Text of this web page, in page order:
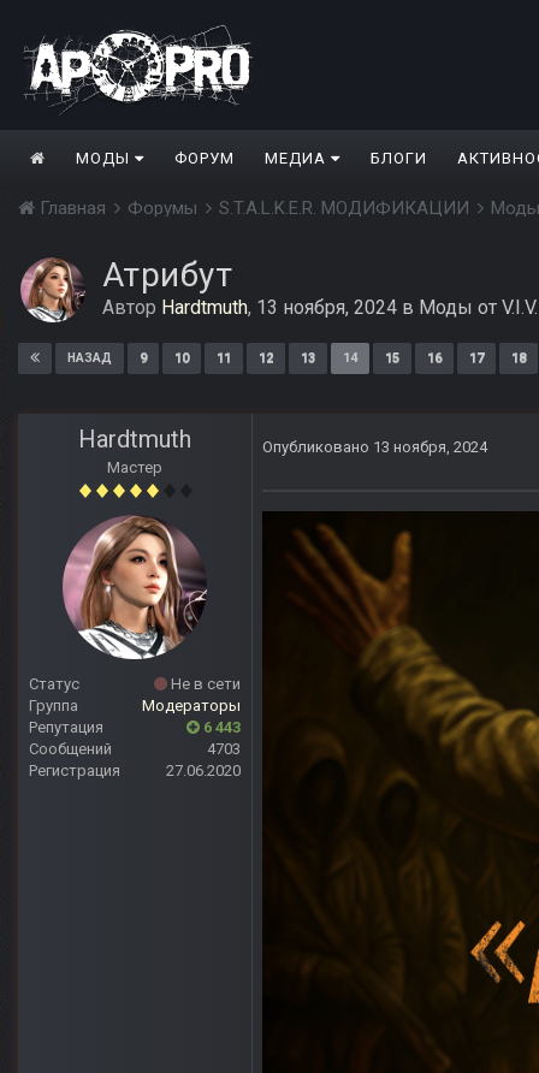
МОДЫ ФОРУМ МЕДИА БЛОГИ
Главная Форумы S.T.A.L.K.E.R. МОДИФИКАЦИИ
Атрибут
Автор Hardtmuth, 13 ноября, 2024 в Моды от
НАЗАД 9 10 11 12 13 14 15 16 17 18
Hardtmuth
Мастер
Статус
Не в сети
Группа
Модераторы
Репутация
6 443
Сообщений
4703
Регистрация
27.06.2020
Опубликовано 13 ноября, 2024